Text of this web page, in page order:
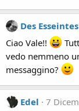
Des Esseintes
Ciao Vale!!
vedo nemmeno
messaggino?
Edel 7